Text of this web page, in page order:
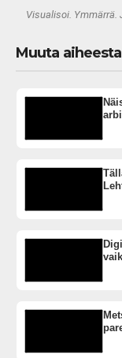
Visualisoi. Ymmärrä.
Muuta